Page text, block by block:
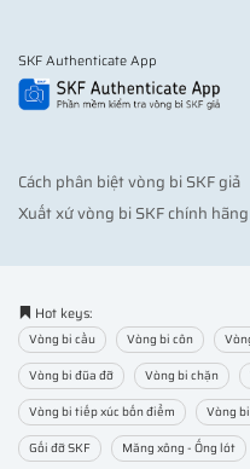
SKF Authenticate App
Cách phân biệt vòng bi SKF giả
Xuất xứ vòng bi SKF chính hãng
Hot keys:
Vòng bi cầu Vòng bi côn
Vòng bi đũa đỡ
Vòng bi chặn
Vòng bi tiếp xúc bốn điểm
Vòng bi
Gối đỡ SKF
Măng xông - Ống lót